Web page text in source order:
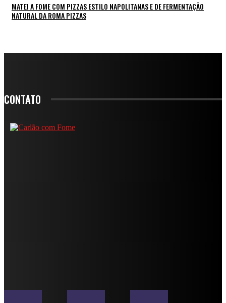
MATEI A FOME COM PIZZAS ESTILO NAPOLITANAS E DE FERMENTAÇÃO
NATURAL DA ROMA PIZZAS
CONTATO